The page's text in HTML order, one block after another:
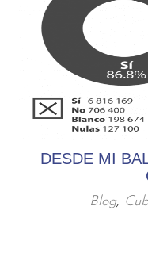
DESDE MI
Blog,